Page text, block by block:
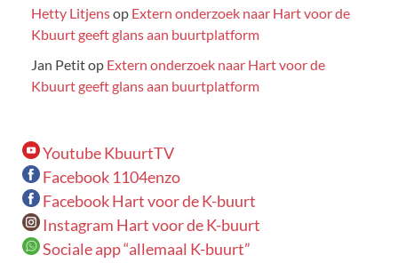
Hetty Litjensop Extern onderzoek naar Hart voor de
Kbuurt geeft glans aan buurtplatform
Jan Petitop Extern onderzoek naar Hart voor de
Kbuurt geeft glans aan buurtplatform
Youtube KbuurtTV
Facebook 1104enzo
Facebook Hart voor de K-buurt
Instagram Hart voor de K-buurt
Sociale app “allemaal K-buurt”